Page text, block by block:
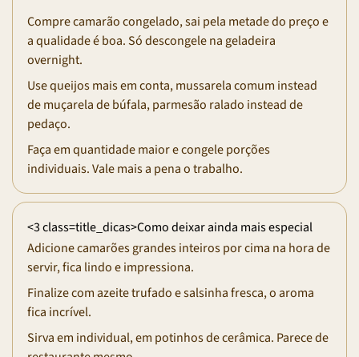
Compre camarão congelado, sai pela metade do preço e
a qualidade é boa. Só descongele na geladeira
overnight.
Use queijos mais em conta, mussarela comum instead
de muçarela de búfala, parmesão ralado instead de
pedaço.
Faça em quantidade maior e congele porções
individuais. Vale mais a pena o trabalho.
<3 class=title_dicas>Como deixar ainda mais especial
Adicione camarões grandes inteiros por cima na hora de
servir, fica lindo e impressiona.
Finalize com azeite trufado e salsinha fresca, o aroma
fica incrível.
Sirva em individual, em potinhos de cerâmica. Parece de